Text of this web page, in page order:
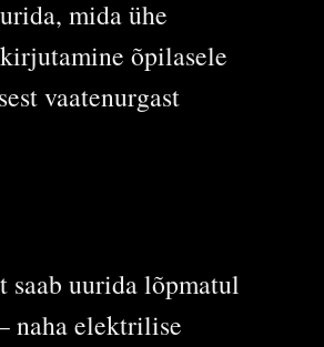
mida ühe
õpilasele
vaatenurgast
saab uurida lõpmatul
naha elektrilise